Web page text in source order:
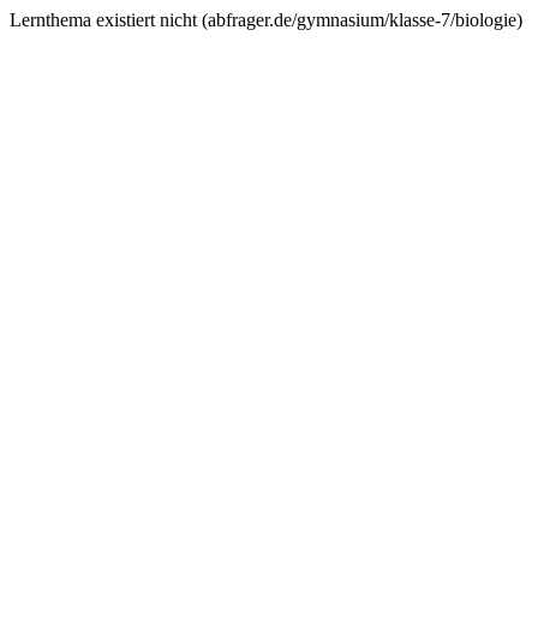
Lernthema existiert nicht (abfrager.de/gymnasium/klasse-7/biologie)